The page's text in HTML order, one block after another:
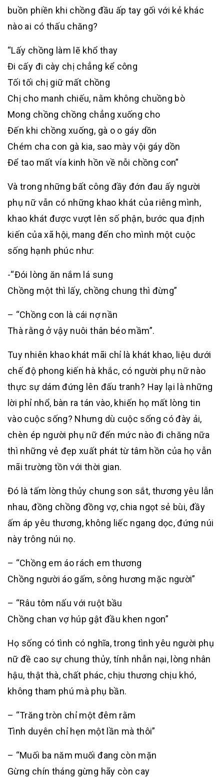
buồn phiền khi chồng đầu ấp tay gối với kẻ khác
nào ai có thấu chăng?
“Lấy chồng làm lẽ khổ thay
Đi cấy đi cày chị chẳng kể công
Tối tối chị giữ mất chồng
Chị cho manh chiếu, nằm không chuồng bò
Mong chồng chồng chẳng xuống cho
Đến khi chồng xuống, gà o o gáy dồn
Chém cha con gà kia, sao mày vội gáy dồn
Để tao mất vía kinh hồn về nỗi chồng con”
Và trong những bất công đầy đớn đau ấy người
phụ nữ vẫn có những khao khát của riêng mình,
khao khát được vượt lên số phận, bước qua định
kiến của xã hội, mang đến cho mình một cuộc
sống hạnh phúc như:
-“Đói lòng ăn nắm lá sung
Chồng một thì lấy, chồng chung thì đừng”
– “Chồng con là cái nợ nần
Thà rằng ở vậy nuôi thân béo mầm”.
Tuy nhiên khao khát mãi chỉ là khát khao, liệu dưới
chế độ phong kiến hà khắc, có người phụ nữ nào
thực sự dám đứng lên đấu tranh? Hay lại là những
lời phỉ nhổ, bàn ra tán vào, khiến họ mất lòng tin
vào cuộc sống? Nhưng dù cuộc sống có đày ải,
chèn ép người phụ nữ đến mức nào đi chăng nữa
thì những vẻ đẹp xuất phát từ tâm hồn của họ vẫn
mãi trường tồn với thời gian.
Đó là tấm lòng thủy chung son sắt, thương yêu lẫn
nhau, đồng chồng đồng vợ, chia ngọt sẻ bùi, đầy
ấm áp yêu thương, không liếc ngang dọc, đứng núi
này trông núi nọ.
– “Chồng em áo rách em thương
Chồng người áo gấm, sông hương mặc người”
– “Râu tôm nấu với ruột bầu
Chồng chan vợ húp gật đầu khen ngon”
Họ sống có tình có nghĩa, trong tình yêu người phụ
nữ đề cao sự chung thủy, tính nhẫn nại, lòng nhân
hậu, thật thà, chất phác, chịu thương chịu khó,
không tham phú mà phụ bần.
– “Trăng tròn chỉ một đêm rằm
Tình duyên chỉ hẹn một lần mà thôi”
– “Muối ba năm muối đang còn mặn
Gừng chín tháng gừng hãy còn cay